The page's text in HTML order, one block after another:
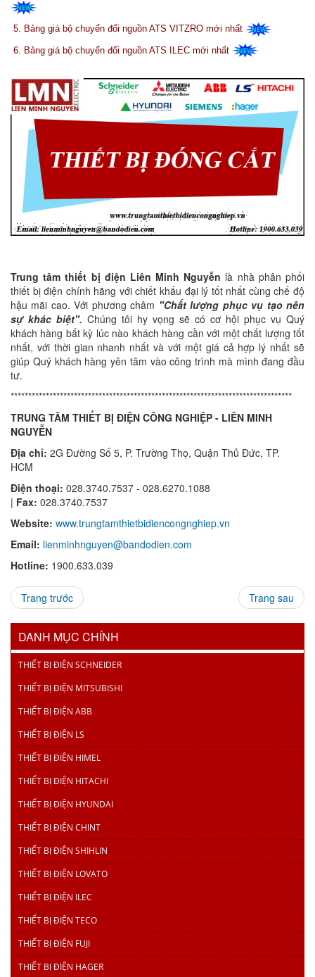
DANH MỤC CHÍNH
THIẾT BỊ ĐIỆN SCHNEIDER
THIẾT BỊ ĐIỆN MITSUBISHI
THIẾT BỊ ĐIỆN ABB
THIẾT BỊ ĐIỆN LS
THIẾT BỊ ĐIỆN HIMEL
THIẾT BỊ ĐIỆN HITACHI
THIẾT BỊ ĐIỆN HYUNDAI
THIẾT BỊ ĐIỆN CHINT
THIẾT BỊ ĐIỆN SHIHLIN
THIẾT BỊ ĐIỆN LOVATO
THIẾT BỊ ĐIỆN ILEC
THIẾT BỊ ĐIỆN TECO
THIẾT BỊ ĐIỆN FUJI
THIẾT BỊ ĐIỆN HAGER
5. Bảng giá bộ chuyển đổi nguồn ATS VITZRO mới nhất
6. Bảng giá bộ chuyển đổi nguồn ATS ILEC mới nhất
Trung tâm thiết bị điện Liên Minh Nguyễn là nhà phân phối
thiết bị điện chính hãng với chiết khấu đại lý tốt nhất cùng chế độ
hậu mãi cao. Với phương châm "Chất lượng phục vụ tạo nên
sự khác biệt". Chúng tôi hy vọng sẽ có cơ hội phục vụ Quý
khách hàng bất kỳ lúc nào khách hàng cần với một chất lượng tốt
nhất, với thời gian nhanh nhất và với một giá cả hợp lý nhất sẽ
giúp Quý khách hàng yên tâm vào công trình mà mình đang đầu
tư.
********************************************************************************
TRUNG TÂM THIẾT BỊ ĐIỆN CÔNG NGHIỆP - LIÊN MINH
NGUYỄN
Địa chỉ: 2G Đường Số 5, P. Trường Thọ, Quận Thủ Đức, TP.
HCM
Điện thoại: 028.3740.7537 - 028.6270.1088
| Fax: 028.3740.7537
Website: www.trungtamthietbidiencongnghiep.vn
Email: lienminhnguyen@bandodien.com
Hotline: 1900.633.039
Trang trước Trang sau